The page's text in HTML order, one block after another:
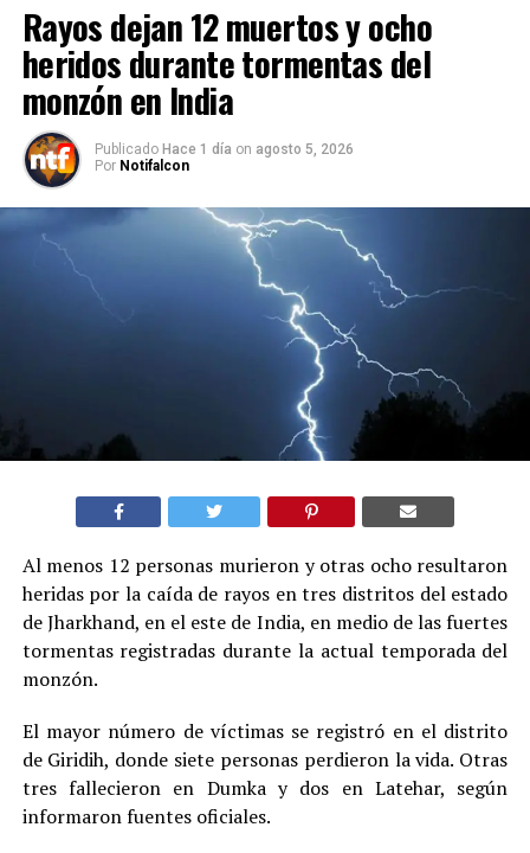
Rayos dejan 12 muertos y ocho
heridos durante tormentas del
monzón en India
Publicado Hace 1 día on agosto 5, 2026
Por Notifalcon
Al menos 12 personas murieron y otras ocho resultaron
heridas por la caída de rayos en tres distritos del estado
de Jharkhand, en el este de India, en medio de las fuertes
tormentas registradas durante la actual temporada del
monzón.
El mayor número de víctimas se registró en el distrito
de Giridih, donde siete personas perdieron la vida. Otras
tres fallecieron en Dumka y dos en Latehar, según
informaron fuentes oficiales.